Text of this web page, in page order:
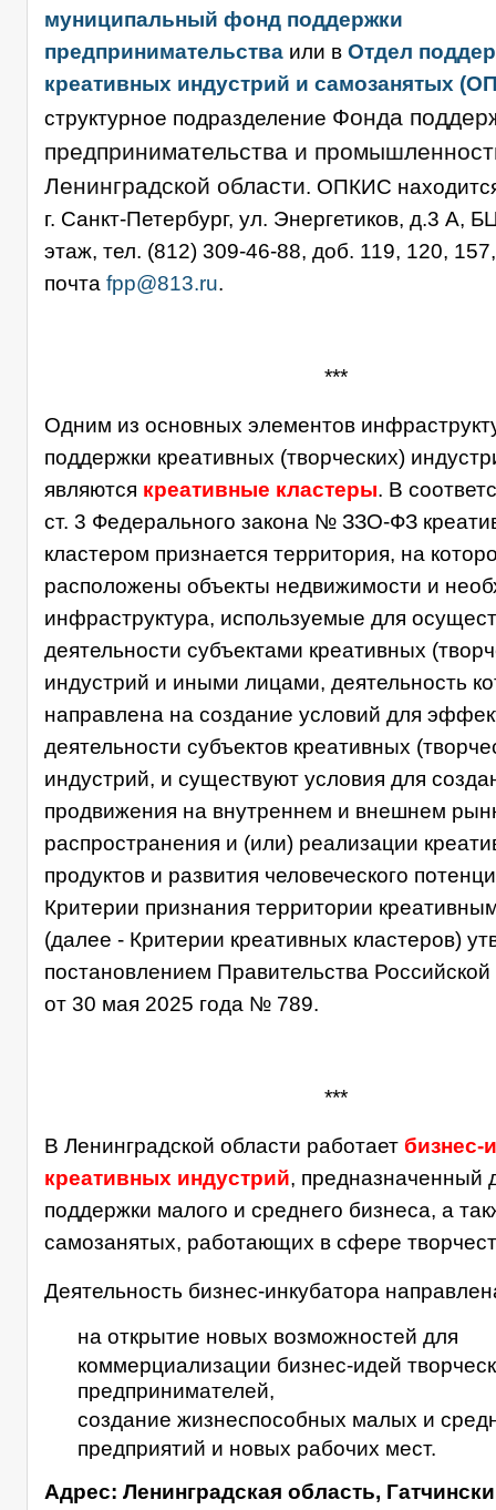
муниципальный фонд поддержки
предпринимательстваили в Отдел
креативных индустрий и самозанятых
структурное подразделение Фонда
предпринимательства и
Ленинградской области. ОПКИС
г. Санкт-Петербург, ул. Энергетиков, д.3 А,
этаж, тел. (812) 309-46-88, доб. 119, 120,
почта fpp@813.ru.
***
Одним из основных элементов
поддержки креативных (творческих)
являются креативные кластеры. В
ст. 3 Федерального закона № ЗЗО-ФЗ
кластером признается территория, на
расположены объекты недвижимости и
инфраструктура, используемые для
деятельности субъектами креативных
индустрий и иными лицами, деятельность
направлена на создание условий для
деятельности субъектов креативных
индустрий, и существуют условия для
продвижения на внутреннем и внешнем
распространения и (или) реализации
продуктов и развития человеческого
Критерии признания территории
(далее - Критерии креативных кластеров)
постановлением Правительства
от 30 мая 2025 года № 789.
***
В Ленинградской области работает бизнес-
креативных индустрий, предназначенный
поддержки малого и среднего бизнеса, а
самозанятых, работающих в сфере
Деятельность бизнес-инкубатора
на открытие новых возможностей для
коммерциализации бизнес-идей
предпринимателей,
создание жизнеспособных малых и
предприятий и новых рабочих мест.
Адрес: Ленинградская область,